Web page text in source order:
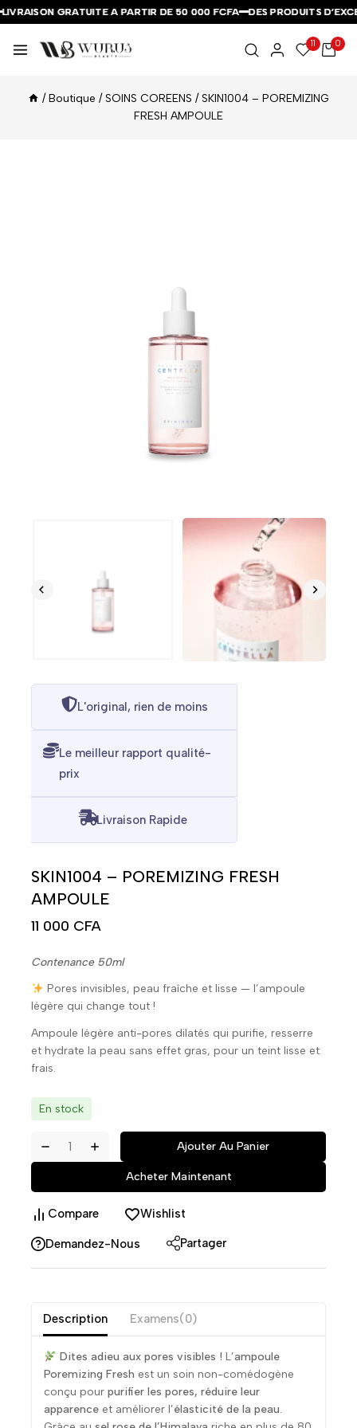
GRATUITE A PARTIR DE 50 000 FCFA DES PRODUITS
GRATUITE A PARTIR DE 50 000 FCFA DES PRODUITS
GRATUITE A PARTIR DE 50 000 FCFA DES PRODUITS
11 0
/ Boutique / SOINS COREENS / SKIN1004 – POREMIZING
FRESH AMPOULE
L'original, rien de moins
Le meilleur rapport qualité-
prix
Livraison Rapide
SKIN1004 – POREMIZING FRESH
AMPOULE
11 000 CFA
Contenance 50ml
Pores invisibles, peau fraîche et lisse — l’ampoule
légère qui change tout !
Ampoule légère anti-pores dilatés qui purifie, resserre
et hydrate la peau sans effet gras, pour un teint lisse et
frais.
En stock
Ajouter Au Panier
Acheter Maintenant
Compare Wishlist
Demandez-Nous Partager
Description Examens(0)
Dites adieu aux pores visibles ! L’ampoule
Poremizing Fresh est un soin non-comédogène
conçu pour purifier les pores, réduire leur
apparence et améliorer l’élasticité de la peau.